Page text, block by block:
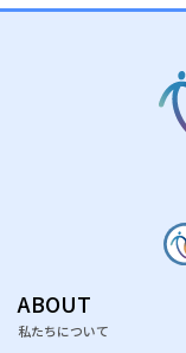
ABOUT
私たちについて